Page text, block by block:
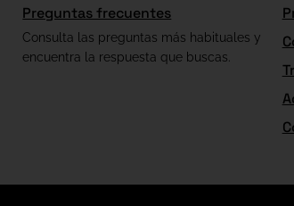
Preguntas frecuentes
Consulta las preguntas más habituales y
encuentra la respuesta que buscas.